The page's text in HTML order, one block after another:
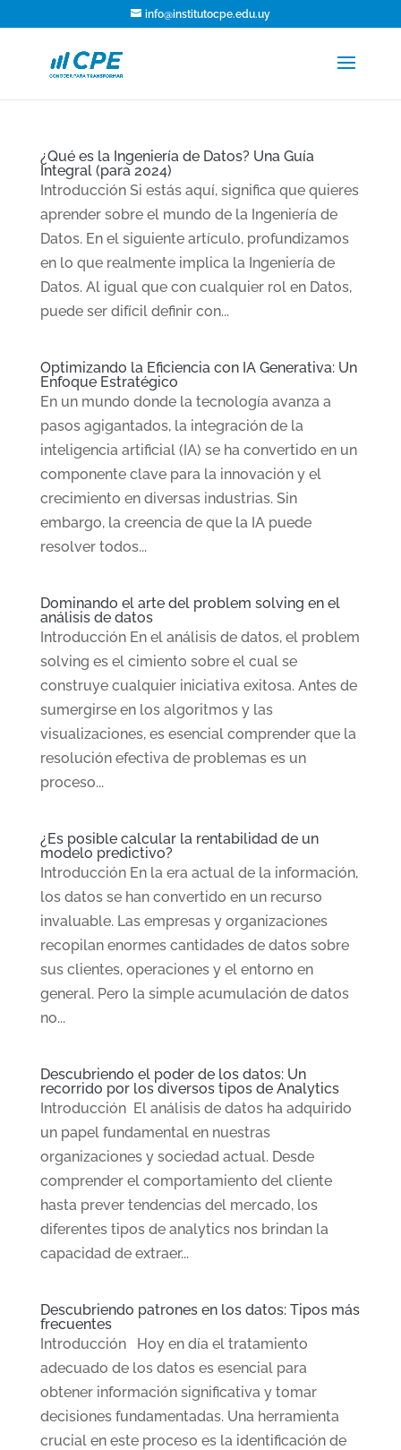
info@institutocpe.edu.uy
¿Qué es la Ingeniería de Datos? Una Guía
Integral (para 2024)
Introducción Si estás aquí, significa que quieres
aprender sobre el mundo de la Ingeniería de
Datos. En el siguiente artículo, profundizamos
en lo que realmente implica la Ingeniería de
Datos. Al igual que con cualquier rol en Datos,
puede ser difícil definir con...
Optimizando la Eficiencia con IA Generativa: Un
Enfoque Estratégico
En un mundo donde la tecnología avanza a
pasos agigantados, la integración de la
inteligencia artificial (IA) se ha convertido en un
componente clave para la innovación y el
crecimiento en diversas industrias. Sin
embargo, la creencia de que la IA puede
resolver todos...
Dominando el arte del problem solving en el
análisis de datos
Introducción En el análisis de datos, el problem
solving es el cimiento sobre el cual se
construye cualquier iniciativa exitosa. Antes de
sumergirse en los algoritmos y las
visualizaciones, es esencial comprender que la
resolución efectiva de problemas es un
proceso...
¿Es posible calcular la rentabilidad de un
modelo predictivo?
Introducción En la era actual de la información,
los datos se han convertido en un recurso
invaluable. Las empresas y organizaciones
recopilan enormes cantidades de datos sobre
sus clientes, operaciones y el entorno en
general. Pero la simple acumulación de datos
no...
Descubriendo el poder de los datos: Un
recorrido por los diversos tipos de Analytics
Introducción El análisis de datos ha adquirido
un papel fundamental en nuestras
organizaciones y sociedad actual. Desde
comprender el comportamiento del cliente
hasta prever tendencias del mercado, los
diferentes tipos de analytics nos brindan la
capacidad de extraer...
Descubriendo patrones en los datos: Tipos más
frecuentes
Introducción Hoy en día el tratamiento
adecuado de los datos es esencial para
obtener información significativa y tomar
decisiones fundamentadas. Una herramienta
crucial en este proceso es la identificación de